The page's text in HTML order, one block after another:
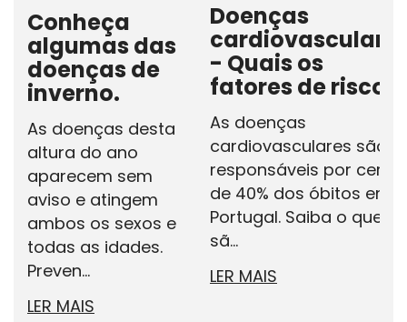
Conheça
algumas das
doenças de
inverno.
As doenças desta
altura do ano
aparecem sem
aviso e atingem
ambos os sexos e
todas as idades.
Preven...
LER MAIS
Doenças
- Quais os
fatores de risco?
As doenças
cardiovasculares são
responsáveis por cerca
de 40% dos óbitos em
Portugal. Saiba o que
sã...
LER MAIS